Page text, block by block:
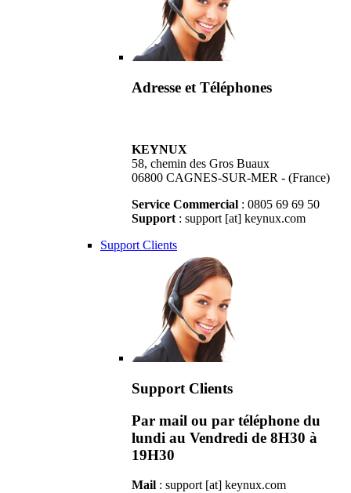
Adresse et Téléphones
KEYNUX
58, chemin des Gros Buaux
06800 CAGNES-SUR-MER - (France)
Service Commercial : 0805 69 69 50
Support : support [at] keynux.com
Support Clients
Support Clients
Par mail ou par téléphone du
lundi au Vendredi de 8H30 à
19H30
Mail : support [at] keynux.com